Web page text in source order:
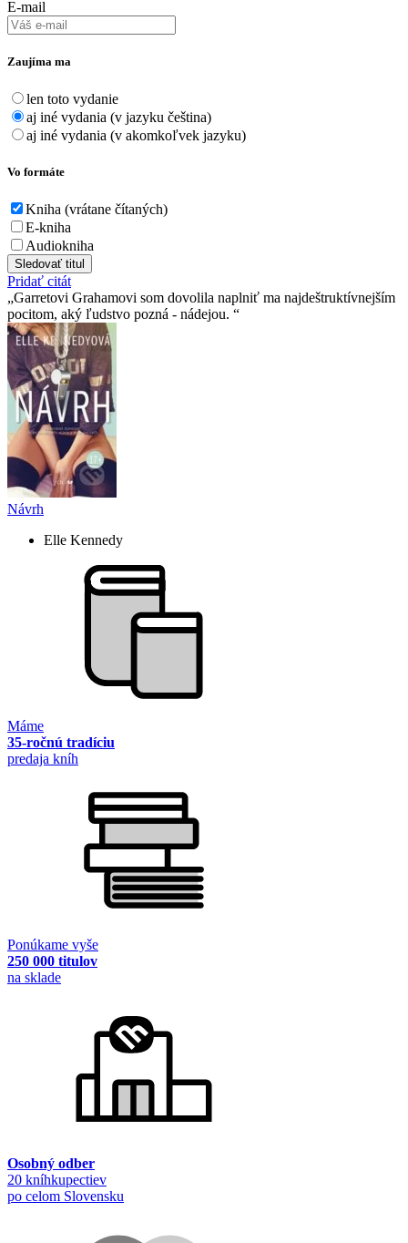
E-mail
Zaujíma ma
len toto vydanie
aj iné vydania (v jazyku čeština)
aj iné vydania (v akomkoľvek jazyku)
Vo formáte
Kniha (vrátane čítaných)
E-kniha
Audiokniha
Sledovať titul
Pridať citát
Garretovi Grahamovi som dovolila naplniť ma najdeštruktívnejším
pocitom, aký ľudstvo pozná - nádejou.
Návrh
Elle Kennedy
Máme
35-ročnú tradíciu
predaja kníh
Ponúkame vyše
250 000 titulov
na sklade
Osobný odber
20 kníhkupectiev
po celom Slovensku